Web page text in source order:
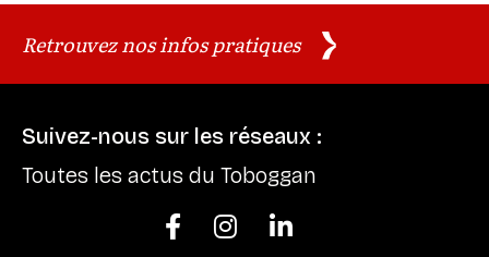
Retrouvez nos infos pratiques
Suivez-nous sur les réseaux :
Toutes les actus du Toboggan

 